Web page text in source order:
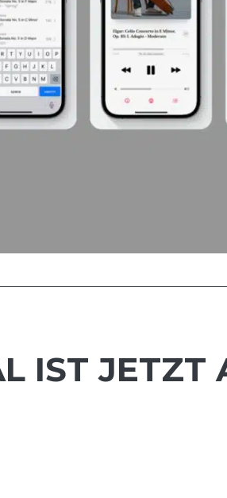
IST JETZT